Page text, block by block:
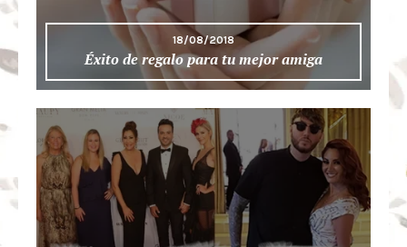
18/08/2018
Éxito de regalo para tu mejor amiga